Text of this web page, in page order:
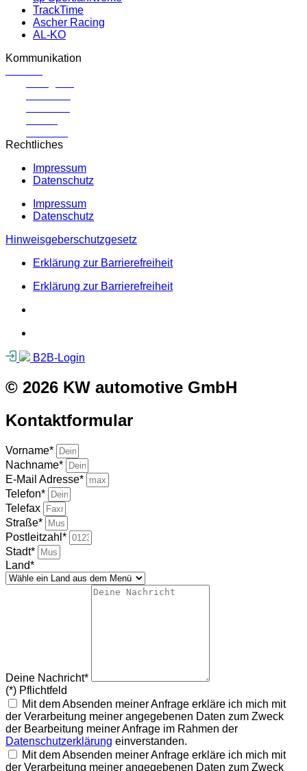
TrackTime
Ascher Racing
AL-KO
Kommunikation
Rechtliches
Impressum
Datenschutz
Impressum
Datenschutz
Hinweisgeberschutzgesetz
Erklärung zur Barrierefreiheit
Erklärung zur Barrierefreiheit
B2B-Login
© 2026 KW automotive GmbH
Kontaktformular
Vorname*
Nachname*
E-Mail Adresse*
Telefon*
Telefax
Straße*
Postleitzahl*
Stadt*
Land*
Deine Nachricht*
(*) Pflichtfeld
Mit dem Absenden meiner Anfrage erkläre ich mich mit
der Verarbeitung meiner angegebenen Daten zum Zweck
der Bearbeitung meiner Anfrage im Rahmen der
Datenschutzerklärung einverstanden.
Mit dem Absenden meiner Anfrage erkläre ich mich mit
der Verarbeitung meiner angegebenen Daten zum Zweck